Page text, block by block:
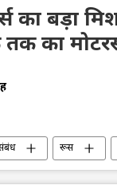
का बड़ा
तक का
रूस
का विकास